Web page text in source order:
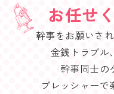
お任せ
幹事をお願いさ
金銭トラブル
幹事同士の
プレッシャーで